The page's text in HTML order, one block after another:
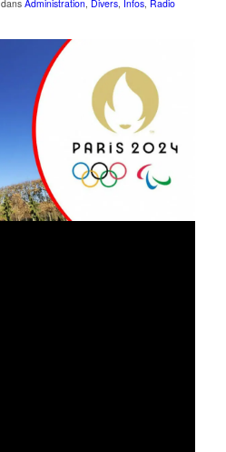
dans Administration, Divers, Infos, Radio